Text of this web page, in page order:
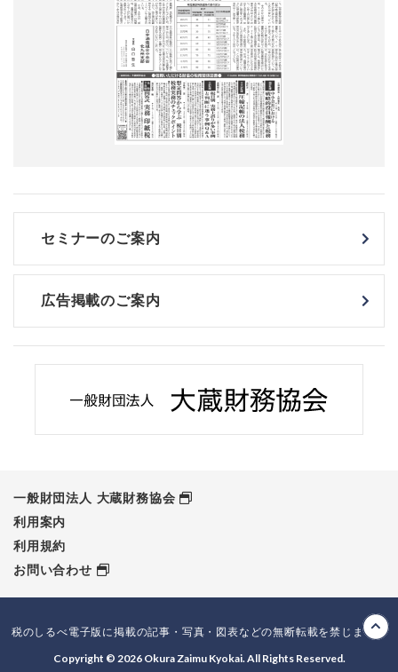
セミナーのご案内
広告掲載のご案内
一般財団法人 大蔵財務協会
利用案内
利用規約
お問い合わせ
税のしるべ電子版に掲載の記事・写真・図表などの無断転載を禁じます。
Copyright © 2026 Okura Zaimu Kyokai. All Rights Reserved.